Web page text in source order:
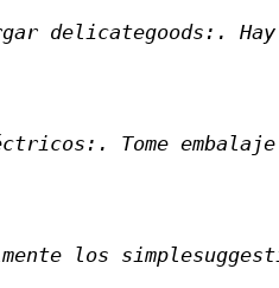
delicategoods:.
Tome
los